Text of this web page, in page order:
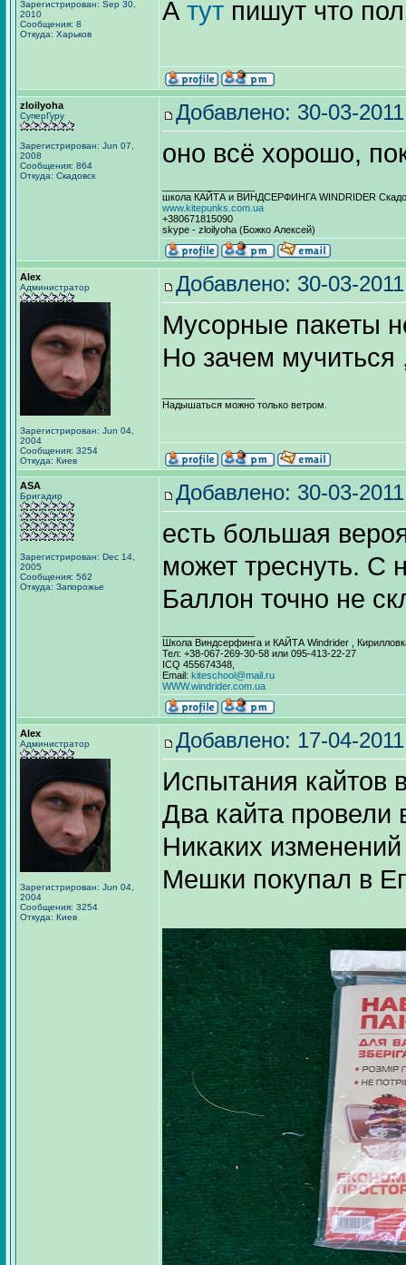
Зарегистрирован: Sep 30,
2010
Сообщения: 8
Откуда: Харьков
А тут пишут что
zloilyoha
СуперГуру
Зарегистрирован: Jun 07,
2008
Сообщения: 864
Откуда: Скадовск
Добавлено: 30-03-
оно всё хорошо,
школа КАЙТА и ВИНДСЕРФИНГА WINDRIDER
www.kitepunks.com.ua
+380671815090
skype - zloilyoha (Божко Алексей)
Alex
Администратор
Зарегистрирован: Jun 04,
2004
Сообщения: 3254
Откуда: Киев
Добавлено: 30-03-
Мусорные пакеты
Но зачем мучиться
Надышаться можно только ветром.
ASA
Бригадир
Зарегистрирован: Dec 14,
2005
Сообщения: 562
Откуда: Запорожье
Добавлено: 30-03-
есть большая
может треснуть. С
Баллон точно не
Школа Виндсерфинга и КАЙТА Windrider ,
Тел: +38-067-269-30-58 или 095-413-22-27
ICQ 455674348,
Email: kiteschool@mail.ru
WWW.windrider.com.ua
Alex
Администратор
Зарегистрирован: Jun 04,
2004
Сообщения: 3254
Откуда: Киев
Добавлено: 17-04-
Испытания кайтов
Два кайта
Никаких
Мешки покупал в